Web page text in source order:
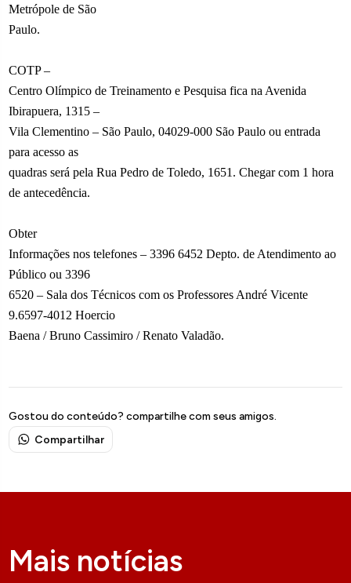
Metrópole de São
Paulo.
COTP –
Centro Olímpico de Treinamento e Pesquisa fica na Avenida
Ibirapuera, 1315 –
Vila Clementino – São Paulo, 04029-000 São Paulo ou entrada
para acesso as
quadras será pela Rua Pedro de Toledo, 1651. Chegar com 1 hora
de antecedência.
Obter
Informações nos telefones – 3396 6452 Depto. de Atendimento ao
Público ou 3396
6520 – Sala dos Técnicos com os Professores André Vicente
9.6597-4012 Hoercio
Baena / Bruno Cassimiro / Renato Valadão.
Gostou do conteúdo? compartilhe com seus amigos.
Compartilhar
Mais notícias